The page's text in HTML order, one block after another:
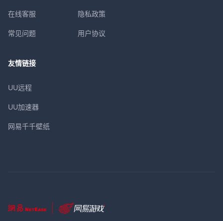
在线客服
常见问题
隐私政策
用户协议
友情链接
UU远程
UU加速器
网易千千壁纸